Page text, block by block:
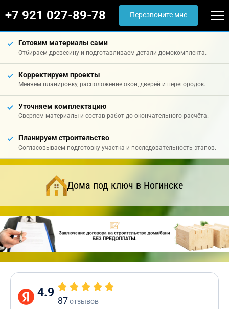
+7 921 027-89-78 Перезвоните мне
Готовим материалы сами
Отбираем древесину и подготавливаем детали домокомплекта.
Корректируем проекты
Меняем планировку, расположение окон, дверей и перегородок.
Уточняем комплектацию
Сверяем материалы и состав работ до окончательного расчёта.
Планируем строительство
Согласовываем подготовку участка и последовательность этапов.
Дома под ключ в Ногинске
4.9
87отзывов